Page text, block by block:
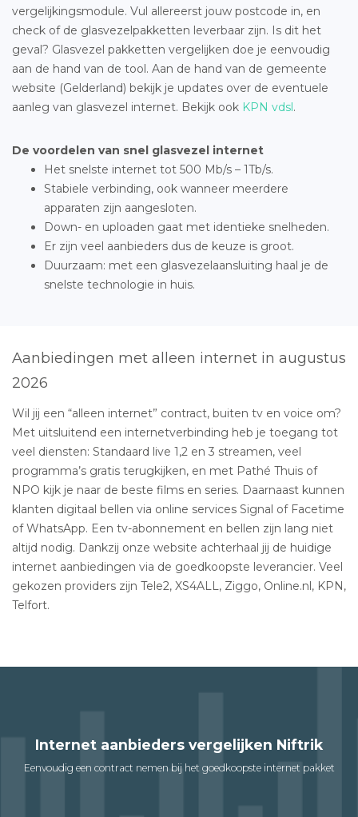
vergelijkingsmodule. Vul allereerst jouw postcode in, en
check of de glasvezelpakketten leverbaar zijn. Is dit het
geval? Glasvezel pakketten vergelijken doe je eenvoudig
aan de hand van de tool. Aan de hand van de gemeente
website (Gelderland) bekijk je updates over de eventuele
aanleg van glasvezel internet. Bekijk ook KPN vdsl.
De voordelen van snel glasvezel internet
Het snelste internet tot 500 Mb/s – 1Tb/s.
Stabiele verbinding, ook wanneer meerdere
apparaten zijn aangesloten.
Down- en uploaden gaat met identieke snelheden.
Er zijn veel aanbieders dus de keuze is groot.
Duurzaam: met een glasvezelaansluiting haal je de
snelste technologie in huis.
Aanbiedingen met alleen internet in augustus
2026
Wil jij een “alleen internet” contract, buiten tv en voice om?
Met uitsluitend een internetverbinding heb je toegang tot
veel diensten: Standaard live 1,2 en 3 streamen, veel
programma’s gratis terugkijken, en met Pathé Thuis of
NPO kijk je naar de beste films en series. Daarnaast kunnen
klanten digitaal bellen via online services Signal of Facetime
of WhatsApp. Een tv-abonnement en bellen zijn lang niet
altijd nodig. Dankzij onze website achterhaal jij de huidige
internet aanbiedingen via de goedkoopste leverancier. Veel
gekozen providers zijn Tele2, XS4ALL, Ziggo, Online.nl, KPN,
Telfort.
Internet aanbieders vergelijken Niftrik
Eenvoudig een contract nemen bij het goedkoopste internet pakket